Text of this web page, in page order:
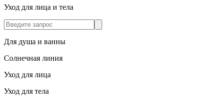
Уход для лица и тела
Для душа и ванны
Солнечная линия
Уход для лица
Уход для тела